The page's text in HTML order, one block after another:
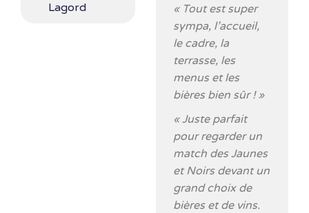
Lagord
« Tout est super
sympa, l’accueil,
le cadre, la
terrasse, les
menus et les
bières bien sûr ! »
« Juste parfait
pour regarder un
match des Jaunes
et Noirs devant un
grand choix de
bières et de vins.